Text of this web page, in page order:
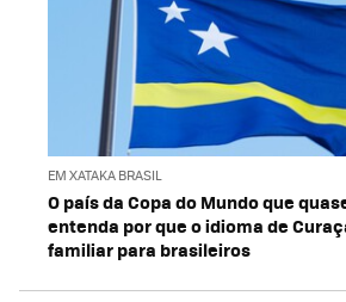
EM XATAKA BRASIL
O país da Copa do Mundo que
entenda por que o idioma de
familiar para brasileiros